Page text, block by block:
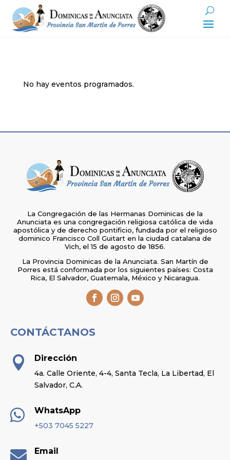
No hay eventos programados.
La Congregación de las Hermanas Dominicas de la
Anunciata es una congregación religiosa católica de vida
apostólica y de derecho pontificio, fundada por el religioso
dominico Francisco Coll Guitart en la ciudad catalana de
Vich, el 15 de agosto de 1856.
La Provincia Dominicas de la Anunciata. San Martín de
Porres está conformada por los siguientes países: Costa
Rica, El Salvador, Guatemala, México y Nicaragua.
CONTÁCTANOS
 Dirección
4a. Calle Oriente, 4-4, Santa Tecla, La Libertad, El
Salvador, C.A.
 WhatsApp
+503 7045 5227
 Email